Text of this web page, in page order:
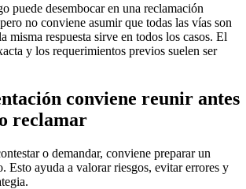
puede desembocar en una reclamación
no conviene asumir que todas las vías son
misma respuesta sirve en todos los casos. El
y los requerimientos previos suelen ser
conviene reunir antes
reclamar
o demandar, conviene preparar un
Esto ayuda a valorar riesgos, evitar errores y